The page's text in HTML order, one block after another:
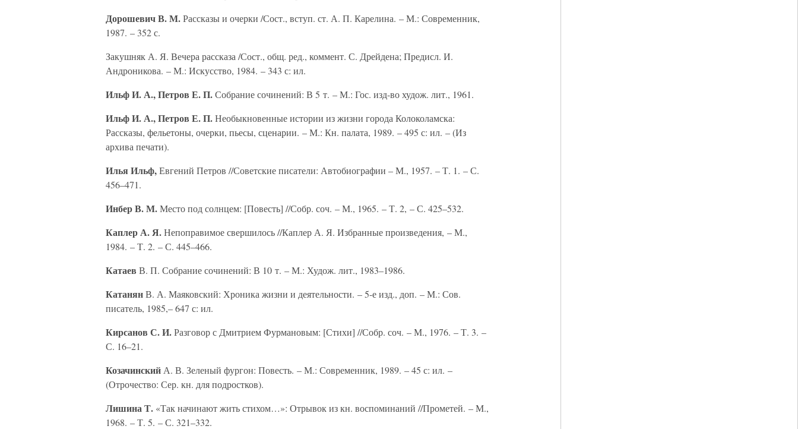
Дорошевич В. М.Рассказы и очерки /Сост., вступ. ст. А. П. Карелина. – М.: Современник,
1987. – 352 с.
Закушняк А. Я. Вечера рассказа /Сост., общ. ред., коммент. С. Дрейдена; Предисл. И.
Андроникова. – М.: Искусство, 1984. – 343 с: ил.
Ильф И. А., Петров Е. П.Собрание сочинений: В 5 т. – М.: Гос. изд-во худож. лит., 1961.
Ильф И. А., Петров Е. П.Необыкновенные истории из жизни города Колоколамска:
Рассказы, фельетоны, очерки, пьесы, сценарии. – М.: Кн. палата, 1989. – 495 с: ил. – (Из
архива печати).
Илья Ильф,Евгений Петров //Советские писатели: Автобиографии – М., 1957. – Т. 1. – С.
456–471.
Инбер В. М.Место под солнцем: [Повесть] //Собр. соч. – М., 1965. – Т. 2, – С. 425–532.
Каплер А. Я.Непоправимое свершилось //Каплер А. Я. Избранные произведения, – М.,
1984. – Т. 2. – С. 445–466.
Катаев В. П. Собрание сочинений: В 10 т. – М.: Худож. лит., 1983–1986.
КатанянВ. А. Маяковский: Хроника жизни и деятельности. – 5-е изд., доп. – М.: Сов.
писатель, 1985,– 647 с: ил.
Кирсанов С. И.Разговор с Дмитрием Фурмановым: [Стихи] //Собр. соч. – М., 1976. – Т. 3. –
С. 16–21.
Козачинский А. В. Зеленый фургон: Повесть. – М.: Современник, 1989. – 45 с: ил. –
(Отрочество: Сер. кн. для подростков).
Лишина Т. «Так начинают жить стихом…»: Отрывок из кн. воспоминаний //Прометей. – М.,
1968. – Т. 5. – С. 321–332.